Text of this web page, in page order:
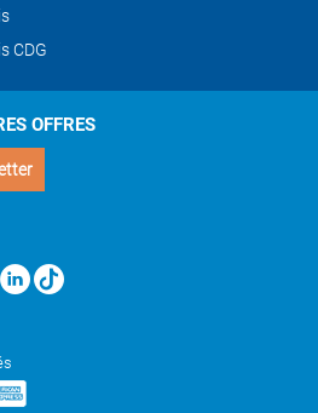
CDG
OFFRES